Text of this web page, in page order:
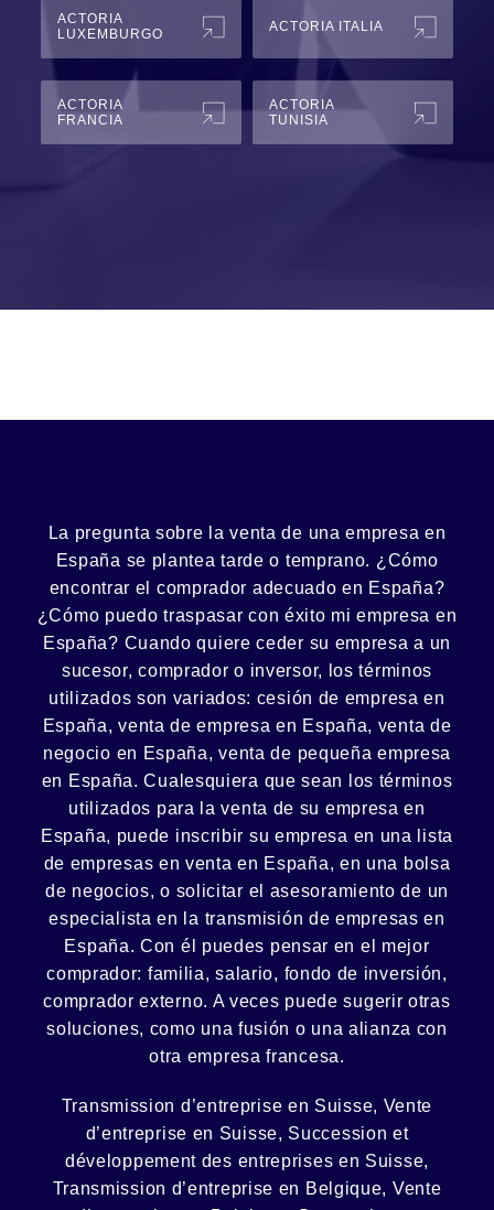
ACTORIA
LUXEMBURGO
ACTORIA ITALIA
ACTORIA
FRANCIA
ACTORIA
TUNISIA
La pregunta sobre la venta de unaempresa en
España se plantea tarde o temprano. ¿Cómo
encontrar el comprador adecuado en España?
¿Cómo puedotraspasar con éxito mi empresa en
España? Cuando quiere ceder su empresa a un
sucesor, comprador o inversor, los términos
utilizados son variados: cesión de empresa en
España, venta de empresa en España, venta de
negocio en España, venta de pequeña empresa
en España. Cualesquiera que sean los términos
utilizados para la venta de su empresa en
España, puede inscribir su empresa en una lista
de empresas en venta en España, en una bolsa
de negocios, o solicitar el asesoramiento de un
especialista en la transmisión de empresas en
España. Con él puedes pensar en el mejor
comprador: familia,salario, fondo de inversión,
comprador externo. A veces puede sugerir otras
soluciones, como una fusión o unaalianza con
otra empresa francesa.
Transmission d’entreprise en Suisse, Vente
d’entreprise en Suisse, Succession et
développement des entreprises en Suisse,
Transmission d’entreprise en Belgique, Vente